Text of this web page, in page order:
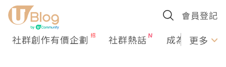
會員登記
社群創作有價企劃 社群熱話 成為U更多